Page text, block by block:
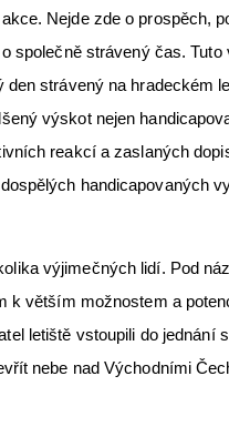
Nejde zde o prospěch,
společně strávený čas.
strávený na hradeckém
výskot nejen
reakcí a zaslaných
handicapovaných
výjimečných lidí. Pod
k větším možnostem a
letiště vstoupili do jednání
nebe nad Východními